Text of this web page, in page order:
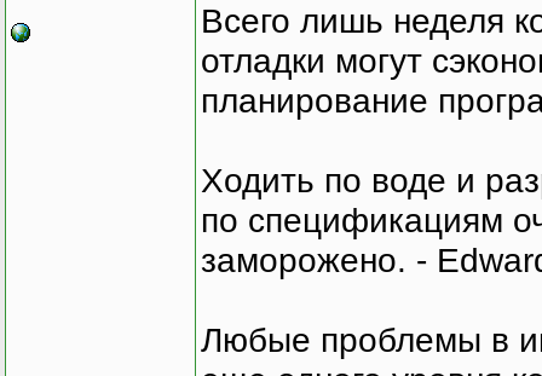
Всего лишь неделя
отладки могут
планирование
Ходить по воде и
по спецификациям
заморожено. -
Любые проблемы в